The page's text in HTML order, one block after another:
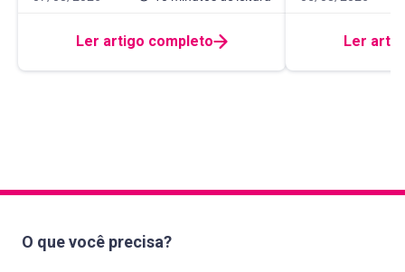
Ler artigo completo Ler
O que você precisa?